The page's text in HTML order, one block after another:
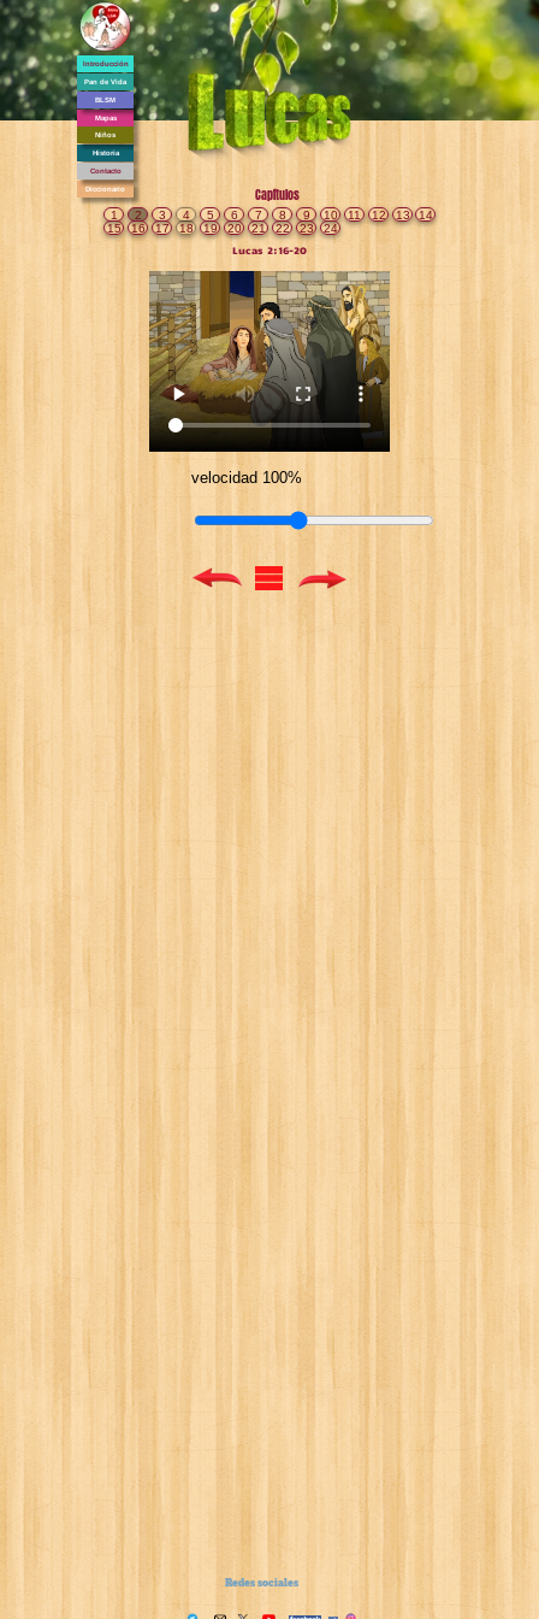
Introducción
Pan de Vida
BLSM
Mapas
Niños
Historia
Contacto
Diccionario Capítulos
1 2 3 4 5 6 7 8 9 10 11 12 13
14
15
16 17 18 19 20 21 22 23
24
Lucas 2:16-20
velocidad 100%
Redes sociales